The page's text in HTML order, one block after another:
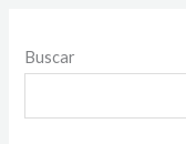
Buscar